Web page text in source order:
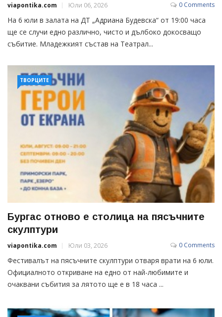
viapontika.com Юли 06, 2026 0 Comments
На 6 юли в залата на ДТ „Адриана Будевска“ от 19:00 часа
ще се случи едно различно, чисто и дълбоко докосващо
събитие. Младежкият състав на Театрал...
ТВОРЦИТЕ
Бургас отново е столица на пясъчните
скулптури
viapontika.com Юли 03, 2026 0 Comments
Фестивалът на пясъчните скулптури отваря врати на 6 юли.
Официалното откриване на едно от най-любимите и
очаквани събития за лятото ще е в 18 часа ...